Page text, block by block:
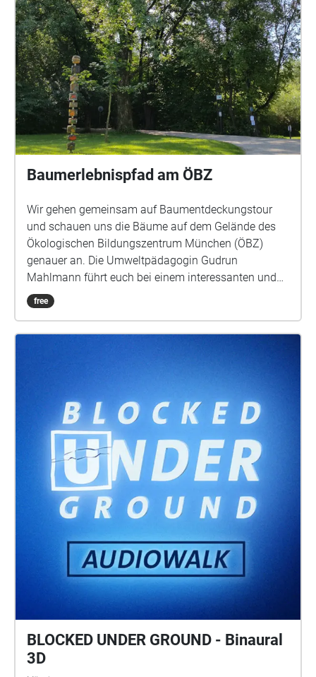
Baumerlebnispfad am ÖBZ
Wir gehen gemeinsam auf Baumentdeckungstour
und schauen uns die Bäume auf dem Gelände des
Ökologischen Bildungszentrum München (ÖBZ)
genauer an. Die Umweltpädagogin Gudrun
Mahlmann führt euch bei einem interessanten und
unterhaltsamen Rundgang in die faszinierende Welt
der Bäume ein. Ihr erfahrt beispielsweise, welche
Höhe eines Baums ermitteln könnt. Ein Projekt des
Münchner Umwelt-Zentrum e.V. im ÖBZ für Kinder
und Familien und alle anderen, die sich für die
Bäume auf unserem Gelände interessieren. Die Tour
entstand mit Fördermitteln des Bayerischen
Umweltministeriums und wird unterstützt durch die
Münchner Sektion von Soroptimist International.
Weitere Infos: www.oebz.de/baumerlebnispfad.
free
BLOCKED UNDER GROUND - Binaural
3D